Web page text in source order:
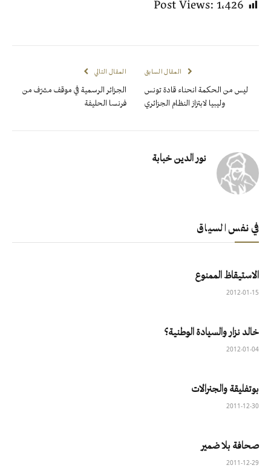
Post Views:1٬426
المقال السابق
ليس من الحكمة انحناء قادة تونس
وليبيا لابتزاز النظام الجزائري
المقال التالي
الجزائر الرسمية في موقف مشرّف من
فرنسا الحليفة
نور الدين خبابة
في نفس السياق
الاستيقاظ الممنوع
2012-01-15
خالد نزار والسيادة الوطنية؟
2012-01-04
بوتفليقة والجنرالات
2011-12-30
صحافة بلا ضمير
2011-12-29